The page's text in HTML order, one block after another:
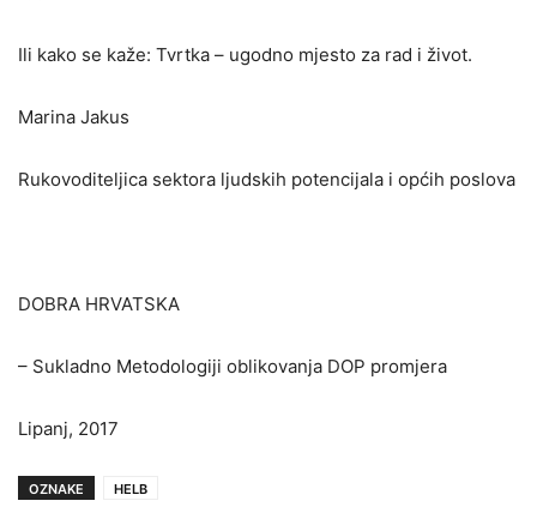
Ili kako se kaže: Tvrtka – ugodno mjesto za rad i život.
Marina Jakus
Rukovoditeljica sektora ljudskih potencijala i općih poslova
DOBRA HRVATSKA
– Sukladno Metodologiji oblikovanja DOP promjera
Lipanj, 2017
OZNAKE HELB